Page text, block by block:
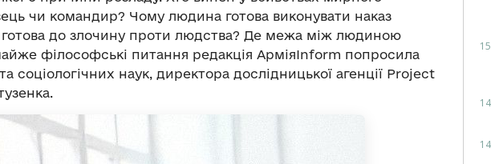
чи командир? Чому людина готова виконувати наказ
готова до злочину проти людства? Де межа між людиною
філософські питання редакція АрміяInform попросила
соціологічних наук, директора дослідницької агенції Project